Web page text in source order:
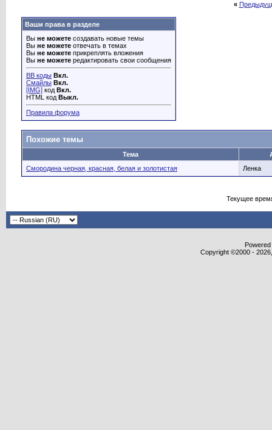
«
Ваши права в разделе
Вы не можете создавать новые темы
Вы не можете отвечать в темах
Вы не можете прикреплять вложения
Вы не можете редактировать свои сообщения
BB коды Вкл.
Смайлы Вкл.
[IMG] код Вкл.
HTML код Выкл.
Правила форума
Похожие темы
Тема
Смородина черная, красная, белая и золотистая
Ленка
Текущее
Copyright ©2000 -